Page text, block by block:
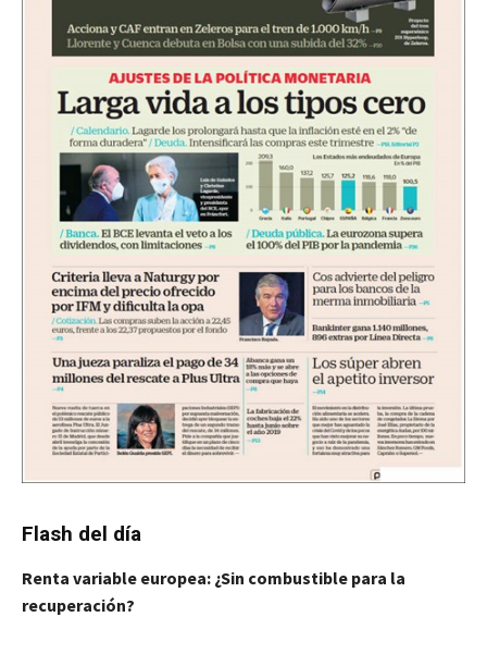
Flash del día
Renta variable europea: ¿Sin combustible para la
recuperación?